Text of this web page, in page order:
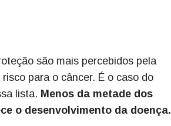
são mais percebidos pela
para o câncer. É o caso do
lista. Menos da metade dos
o desenvolvimento da doença.